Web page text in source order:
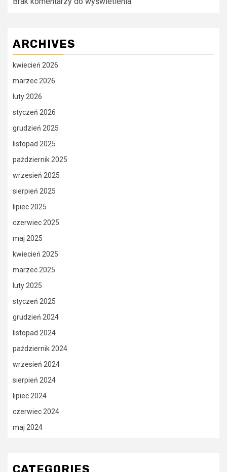
ARCHIVES
kwiecień 2026
marzec 2026
luty 2026
styczeń 2026
grudzień 2025
listopad 2025
październik 2025
wrzesień 2025
sierpień 2025
lipiec 2025
czerwiec 2025
maj 2025
kwiecień 2025
marzec 2025
luty 2025
styczeń 2025
grudzień 2024
listopad 2024
październik 2024
wrzesień 2024
sierpień 2024
lipiec 2024
czerwiec 2024
maj 2024